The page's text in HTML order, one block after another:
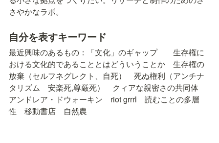
さやかなラボ。
自分を表すキーワード
最近興味のあるもの：「文化」のギャップ　　生存権に
おける文化的であることとはどういうことか　生存権の
放棄（セルフネグレクト、自死）　死ぬ権利（アンチナ
タリズム　安楽死,尊厳死）　クィアな親密さの共同体
アンドレア・ドウォーキン　riot grrrl　読むことの多層
性　移動書店　自然農